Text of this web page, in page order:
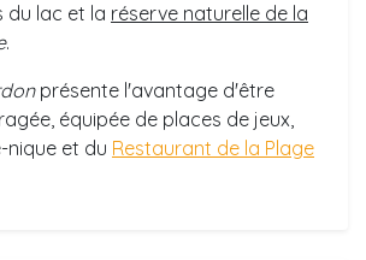
du lac et la réserve naturelle de la
.
présente l'avantage d'être
équipée de places de jeux,
nique et du Restaurant de la Plage